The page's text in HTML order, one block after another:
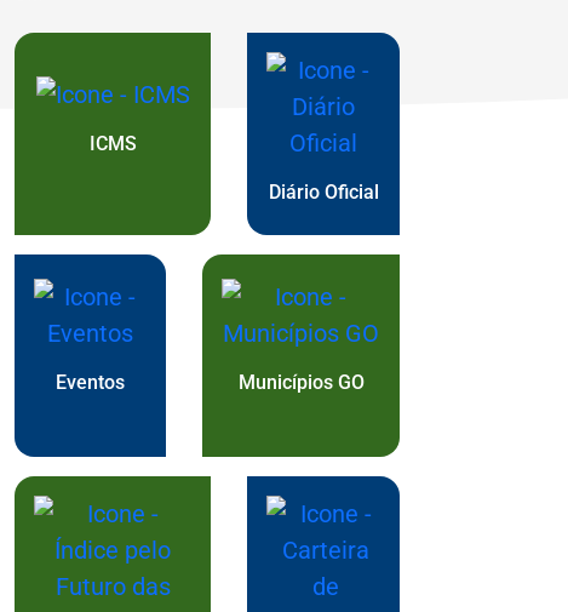
ICMS
Diário Oficial
Eventos Municípios GO